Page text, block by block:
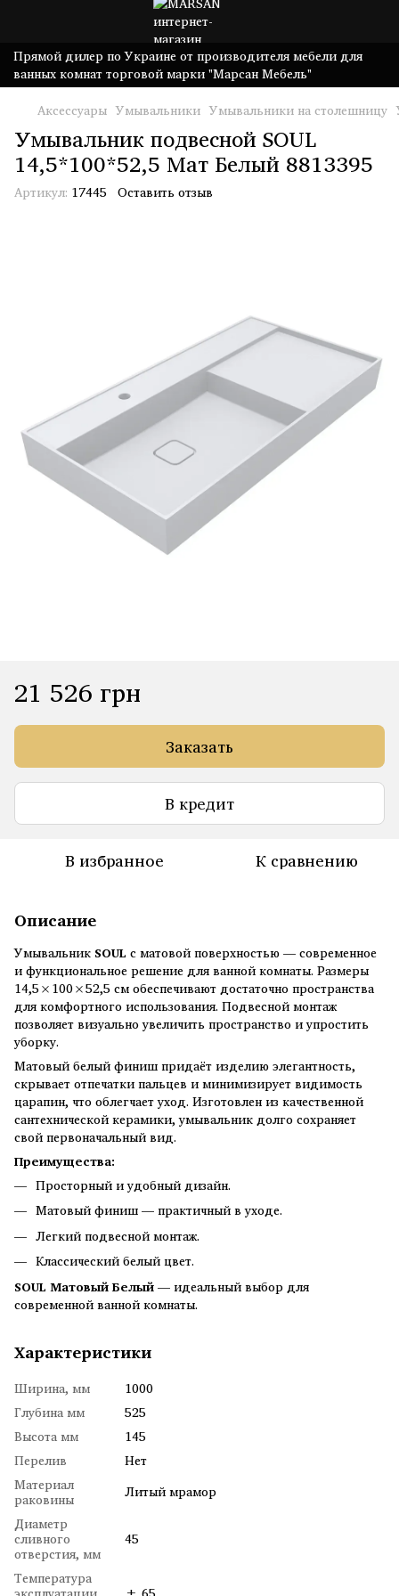
Прямой дилер по Украине от производителя мебели для
ванных комнат торговой марки "Марсан Мебель"
Аксессуары Умывальники Умывальники на столешницу
Умывальник подвесной SOUL
14,5*100*52,5 Мат Белый 8813395
Артикул: 17445 Оставить отзыв
21 526 грн
Заказать
В кредит
В избранное К сравнению
Описание
Умывальник SOUL с матовой поверхностью — современное
и функциональное решение для ванной комнаты. Размеры
14,5×100×52,5 см обеспечивают достаточно пространства
для комфортного использования. Подвесной монтаж
позволяет визуально увеличить пространство и упростить
уборку.
Матовый белый финиш придаёт изделию элегантность,
скрывает отпечатки пальцев и минимизирует видимость
царапин, что облегчает уход. Изготовлен из качественной
сантехнической керамики, умывальник долго сохраняет
свой первоначальный вид.
Преимущества:
Просторный и удобный дизайн.
Матовый финиш — практичный в уходе.
Легкий подвесной монтаж.
Классический белый цвет.
SOUL Матовый Белый— идеальный выбор для
современной ванной комнаты.
Характеристики
Ширина, мм
1000
Глубина мм
525
Высота мм
145
Перелив
Нет
Материал
раковины
Литый мрамор
Диаметр
сливного
отверстия, мм
45
Температура